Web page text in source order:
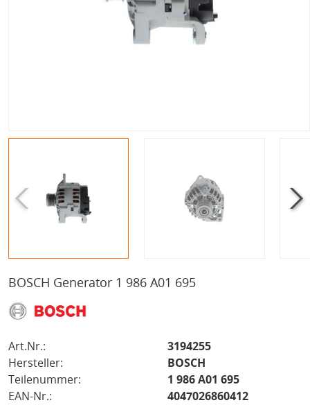
BOSCH Generator 1 986 A01 695
Art.Nr.:
3194255
Hersteller:
BOSCH
Teilenummer:
1 986 A01 695
EAN-Nr.:
4047026860412